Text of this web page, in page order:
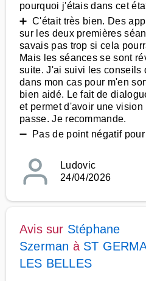
pourquoi j'étais dans cet
➕ C'était très bien. Des
sur les deux premières
savais pas trop si cela
Mais les séances se sont
suite. J'ai suivi les conseils
dans mon cas pour m'en
bien aidé. Le fait de
et permet d'avoir une
passe. Je recommande.
➖ Pas de point négatif
Ludovic
24/04/2026
Avis sur Stéphane
Szerman à ST
LES BELLES